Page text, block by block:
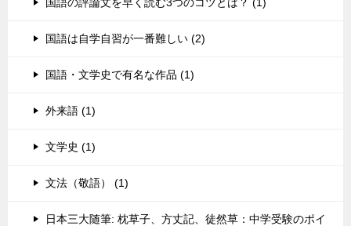
国語は自学自習が一番難しい (2)
国語・文学史で有名な作品 (1)
外来語 (1)
文学史 (1)
文法（敬語） (1)
日本三大随筆: 枕草子、方丈記、徒然草：中学受験のポイ